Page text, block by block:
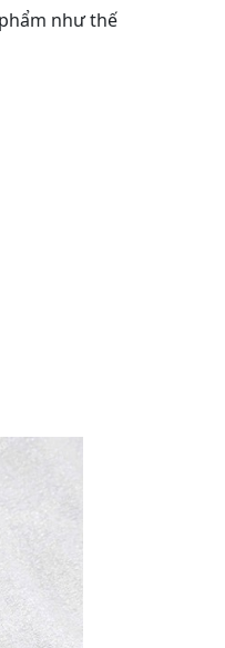
như thế